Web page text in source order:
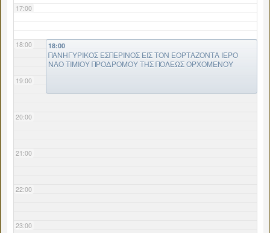
17:00
18:00
19:00
20:00
21:00
22:00
23:00
18:00
ΠΑΝΗΓΥΡΙΚΟΣ ΕΣΠΕΡΙΝΟΣ ΕΙΣ ΤΟΝ ΕΟΡΤΑΖΟΝΤΑ ΙΕΡΟ
ΝΑΟ ΤΙΜΙΟΥ ΠΡΟΔΡΟΜΟΥ ΤΗΣ ΠΟΛΕΩΣ ΟΡΧΟΜΕΝΟΥ